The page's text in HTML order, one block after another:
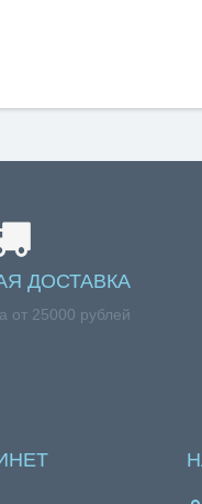
ДОСТАВКА
от 25000 рублей